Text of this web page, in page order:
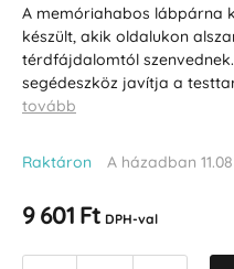
A memóriahabos lábpárna
készült, akik oldalukon
térdfájdalomtól
segédeszköz javítja a
tovább
Raktáron A házadban 11.08
9 601 Ft DPH-val